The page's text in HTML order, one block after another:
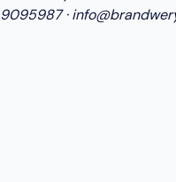
9095987·